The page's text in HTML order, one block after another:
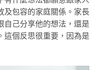
及包容的家庭關係。家長
自己分享他的想法，還是
這個反思很重要，因為是